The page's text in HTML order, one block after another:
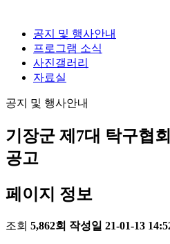
공지 및 행사안내
프로그램 소식
사진갤러리
자료실
공지 및 행사안내
기장군 제7대 탁구협
공고
페이지 정보
조회 5,862회 작성일 21-01-13